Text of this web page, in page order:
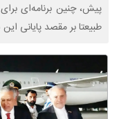
پیش، چنین برنامه‌ای
طبیعتا بر مقصد پایانی